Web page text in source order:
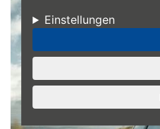
Einstellungen